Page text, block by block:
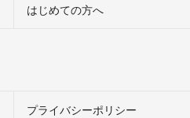
はじめての方へ
プライバシーポリシー